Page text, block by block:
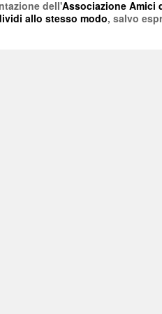
dell'Associazione Amici
allo stesso modo, salvo